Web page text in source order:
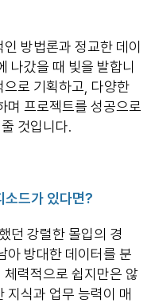
방법론과 정교한 데이
나갔을 때 빛을 발합니
로 기획하고, 다양한
며 프로젝트를 성공으로
것입니다.
소드가 있다면?
던 강렬한 몰입의 경
아 방대한 데이터를 분
력적으로 쉽지만은 않
지식과 업무 능력이 매